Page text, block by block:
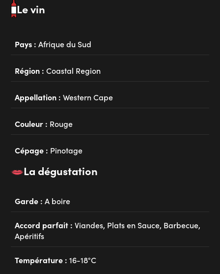
Le vin
Pays :Afrique du Sud
Région :Coastal Region
Appellation :Western Cape
Couleur : Rouge
Cépage : Pinotage
La dégustation
Garde :A boire
Accord parfait :Viandes, Plats en Sauce, Barbecue,
Apéritifs
Température :16-18°C